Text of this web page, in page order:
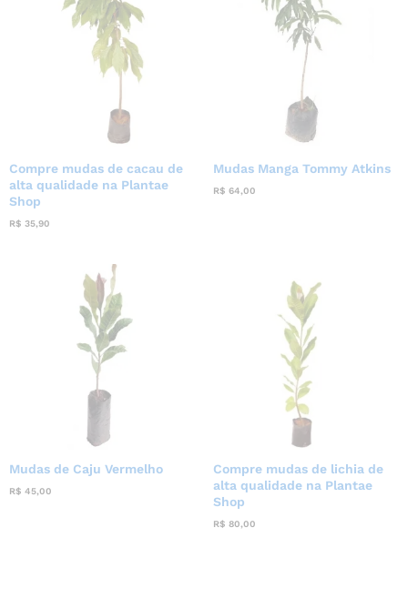
Compre mudas de cacau de
alta qualidade na Plantae
Shop
R$ 35,90
Mudas Manga Tommy Atkins
R$ 64,00
Mudas de Caju Vermelho
R$ 45,00
Compre mudas de lichia de
alta qualidade na Plantae
Shop
R$ 80,00